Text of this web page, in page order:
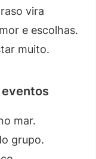
vira
e escolhas.
muito.
eventos
mar.
grupo.